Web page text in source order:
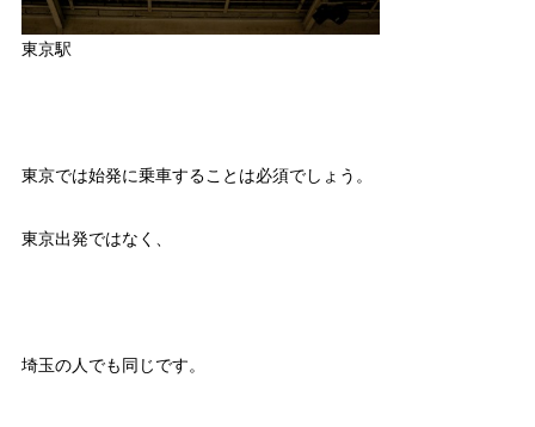
東京駅
東京では始発に乗車することは必須でしょう。
東京出発ではなく、
埼玉の人でも同じです。